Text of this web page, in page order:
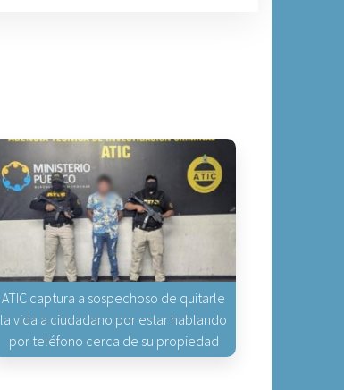
ATIC captura a sospechoso de quitarle
la vida a ciudadano por estar hablando
por teléfono cerca de su propiedad